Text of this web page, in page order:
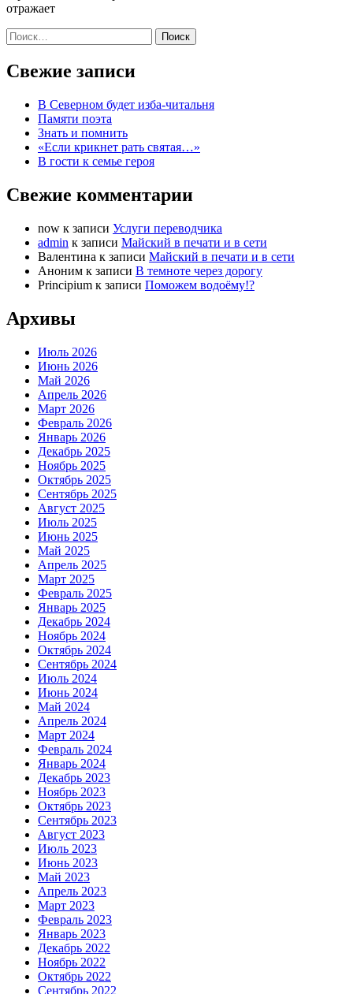
отражает
Найти:
Свежие записи
В Северном будет изба-читальня
Памяти поэта
Знать и помнить
«Если крикнет рать святая…»
В гости к семье героя
Свежие комментарии
now к записи Услуги переводчика
admin к записи Майский в печати и в сети
Валентина к записи Майский в печати и в сети
Аноним к записи В темноте через дорогу
Principium к записи Поможем водоёму!?
Архивы
Июль 2026
Июнь 2026
Май 2026
Апрель 2026
Март 2026
Февраль 2026
Январь 2026
Декабрь 2025
Ноябрь 2025
Октябрь 2025
Сентябрь 2025
Август 2025
Июль 2025
Июнь 2025
Май 2025
Апрель 2025
Март 2025
Февраль 2025
Январь 2025
Декабрь 2024
Ноябрь 2024
Октябрь 2024
Сентябрь 2024
Июль 2024
Июнь 2024
Май 2024
Апрель 2024
Март 2024
Февраль 2024
Январь 2024
Декабрь 2023
Ноябрь 2023
Октябрь 2023
Сентябрь 2023
Август 2023
Июль 2023
Июнь 2023
Май 2023
Апрель 2023
Март 2023
Февраль 2023
Январь 2023
Декабрь 2022
Ноябрь 2022
Октябрь 2022
Сентябрь 2022